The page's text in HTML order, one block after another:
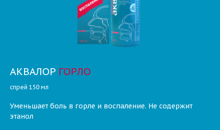
АКВАЛОР ГОРЛО
спрей 150 мл
Уменьшает боль в горле и воспаление. Не содержит
этанол